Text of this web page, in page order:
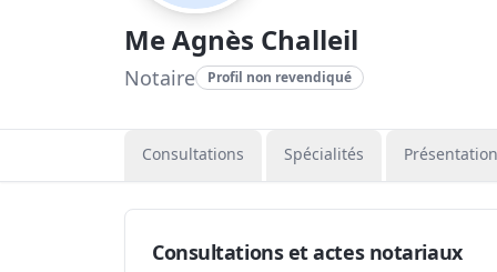
Me Agnès Challeil
Notaire Profil non revendiqué
Consultations Spécialités Présentation
Consultations et actes notariaux